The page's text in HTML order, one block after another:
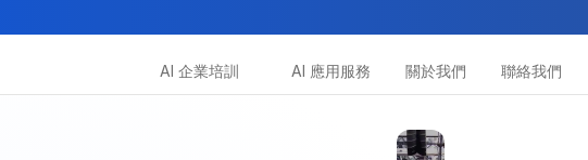
AI 企業培訓 AI 應用服務 關於我們 聯絡我們